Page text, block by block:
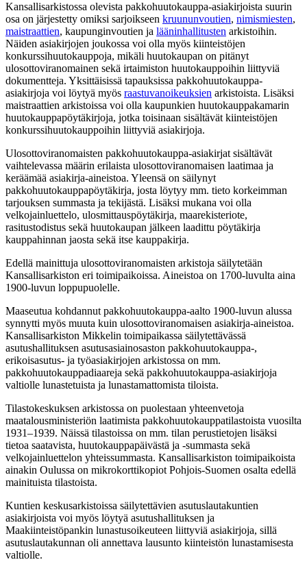
Kansallisarkistossa olevista pakkohuutokauppa-asiakirjoista suurin
osa on järjestetty omiksi sarjoikseen kruununvoutien, nimismiesten,
maistraattien, kaupunginvoutien ja lääninhallitusten arkistoihin.
Näiden asiakirjojen joukossa voi olla myös kiinteistöjen
konkurssihuutokauppoja, mikäli huutokaupan on pitänyt
ulosottoviranomainen sekä irtaimiston huutokauppoihin liittyviä
dokumentteja. Yksittäisissä tapauksissa pakkohuutokauppa-
asiakirjoja voi löytyä myös raastuvanoikeuksien arkistoista. Lisäksi
maistraattien arkistoissa voi olla kaupunkien huutokauppakamarin
huutokauppapöytäkirjoja, jotka toisinaan sisältävät kiinteistöjen
konkurssihuutokauppoihin liittyviä asiakirjoja.
Ulosottoviranomaisten pakkohuutokauppa-asiakirjat sisältävät
vaihtelevassa määrin erilaista ulosottoviranomaisen laatimaa ja
keräämää asiakirja-aineistoa. Yleensä on säilynyt
pakkohuutokauppapöytäkirja, josta löytyy mm. tieto korkeimman
tarjouksen summasta ja tekijästä. Lisäksi mukana voi olla
velkojainluettelo, ulosmittauspöytäkirja, maarekisteriote,
rasitustodistus sekä huutokaupan jälkeen laadittu pöytäkirja
kauppahinnan jaosta sekä itse kauppakirja.
Edellä mainittuja ulosottoviranomaisten arkistoja säilytetään
Kansallisarkiston eri toimipaikoissa. Aineistoa on 1700-luvulta aina
1900-luvun loppupuolelle.
Maaseutua kohdannut pakkohuutokauppa-aalto 1900-luvun alussa
synnytti myös muuta kuin ulosottoviranomaisen asiakirja-aineistoa.
Kansallisarkiston Mikkelin toimipaikassa säilytettävässä
asutushallituksen asutusasiainosaston pakkohuutokauppa-,
erikoisasutus- ja työasiakirjojen arkistossa on mm.
pakkohuutokauppadiaareja sekä pakkohuutokauppa-asiakirjoja
valtiolle lunastetuista ja lunastamattomista tiloista.
Tilastokeskuksen arkistossa on puolestaan yhteenvetoja
maatalousministeriön laatimista pakkohuutokauppatilastoista vuosilta
1931–1939. Näissä tilastoissa on mm. tilan perustietojen lisäksi
tietoa saatavista, huutokauppapäivästä ja -summasta sekä
velkojainluettelon yhteissummasta. Kansallisarkiston toimipaikoista
ainakin Oulussa on mikrokorttikopiot Pohjois-Suomen osalta edellä
mainituista tilastoista.
Kuntien keskusarkistoissa säilytettävien asutuslautakuntien
asiakirjoista voi myös löytyä asutushallituksen ja
Maakiinteistöpankin lunastusoikeuteen liittyviä asiakirjoja, sillä
asutuslautakunnan oli annettava lausunto kiinteistön lunastamisesta
valtiolle.